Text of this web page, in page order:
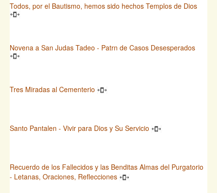
Todos, por el Bautismo, hemos sido hechos Templos de Dios
Novena a San Judas Tadeo - Patrn de Casos Desesperados
Tres Miradas al Cementerio
Santo Pantalen - Vivir para Dios y Su Servicio
Recuerdo de los Fallecidos y las Benditas Almas del Purgatorio
- Letanas, Oraciones, Reflecciones